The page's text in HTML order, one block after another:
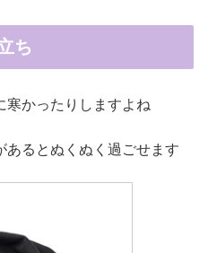
ち
寒かったりしますよね
あるとぬくぬく過ごせます